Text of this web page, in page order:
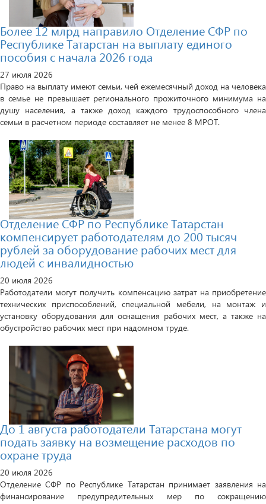
Более 12 млрд направило Отделение СФР по
Республике Татарстан на выплату единого
пособия с начала 2026 года
27 июля 2026
Право на выплату имеют семьи, чей ежемесячный доход на человека
в семье не превышает регионального прожиточного минимума на
душу населения, а также доход каждого трудоспособного члена
семьи в расчетном периоде составляет не менее 8 МРОТ.
Отделение СФР по Республике Татарстан
компенсирует работодателям до 200 тысяч
рублей за оборудование рабочих мест для
людей с инвалидностью
20 июля 2026
Работодатели могут получить компенсацию затрат на приобретение
технических приспособлений, специальной мебели, на монтаж и
установку оборудования для оснащения рабочих мест, а также на
обустройство рабочих мест при надомном труде.
До 1 августа работодатели Татарстана могут
подать заявку на возмещение расходов по
охране труда
20 июля 2026
Отделение СФР по Республике Татарстан принимает заявления на
финансирование предупредительных мер по сокращению